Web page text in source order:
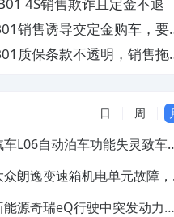
销售诱导交定金购车，要
质保条款不透明，销售拖
日 周
L06自动泊车功能失灵致车
朗逸变速箱机电单元故障，
源奇瑞eQ行驶中突发动力受